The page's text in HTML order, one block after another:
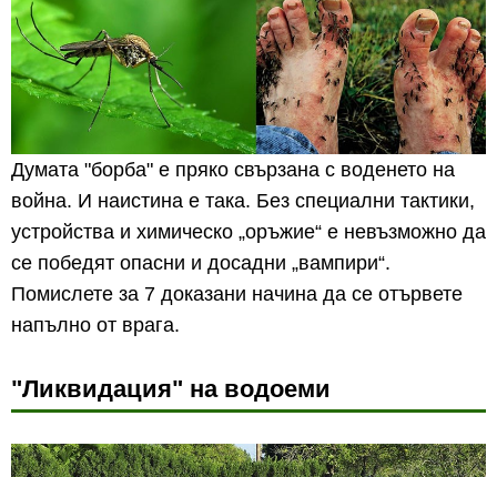
Думата "борба" е пряко свързана с воденето на
война. И наистина е така. Без специални тактики,
устройства и химическо „оръжие“ е невъзможно да
се победят опасни и досадни „вампири“.
Помислете за 7 доказани начина да се отървете
напълно от врага.
"Ликвидация" на водоеми